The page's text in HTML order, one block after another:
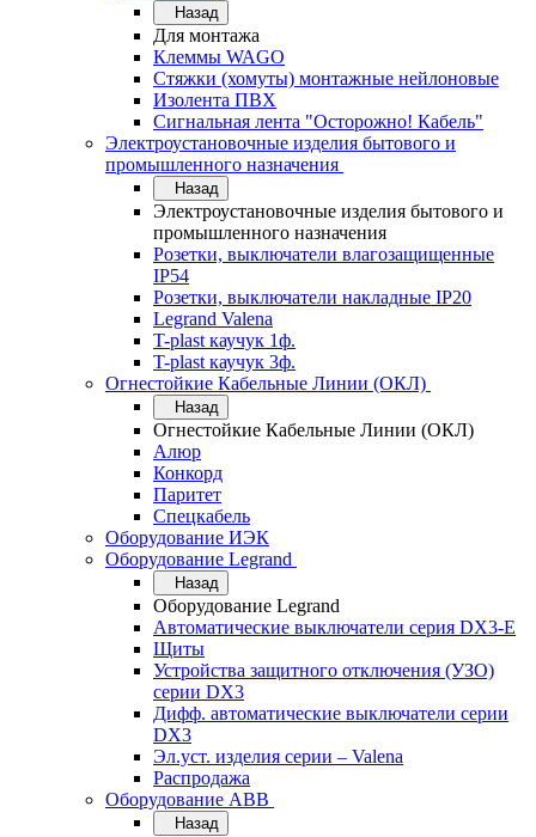
Назад
Для монтажа
Клеммы WAGO
Стяжки (хомуты) монтажные нейлоновые
Изолента ПВХ
Сигнальная лента "Осторожно! Кабель"
Электроустановочные изделия бытового и
промышленного назначения
Назад
Электроустановочные изделия бытового и
промышленного назначения
Розетки, выключатели влагозащищенные
IP54
Розетки, выключатели накладные IP20
Legrand Valena
T-plast каучук 1ф.
T-plast каучук 3ф.
Огнестойкие Кабельные Линии (ОКЛ)
Назад
Огнестойкие Кабельные Линии (ОКЛ)
Алюр
Конкорд
Паритет
Спецкабель
Оборудование ИЭК
Оборудование Legrand
Назад
Оборудование Legrand
Автоматические выключатели серия DX3-E
Щиты
Устройства защитного отключения (УЗО)
серии DX3
Дифф. автоматические выключатели серии
DX3
Эл.уст. изделия серии – Valena
Распродажа
Оборудование АВВ
Назад